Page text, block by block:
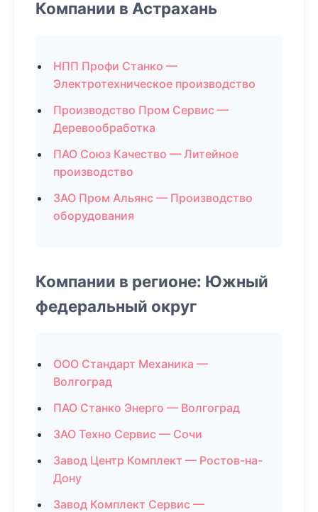
Компании в Астрахань
НПП Профи Станко —
Электротехническое производство
Производство Пром Сервис —
Деревообработка
ПАО Союз Качество — Литейное
производство
ЗАО Пром Альянс — Производство
оборудования
Компании в регионе: Южный
федеральный округ
ООО Стандарт Механика —
Волгоград
ПАО Станко Энерго — Волгоград
ЗАО Техно Сервис — Сочи
Завод Центр Комплект — Ростов-на-
Дону
Завод Комплект Сервис —